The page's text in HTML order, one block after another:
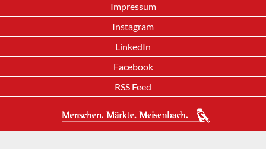
Impressum
Instagram
LinkedIn
Facebook
RSS Feed